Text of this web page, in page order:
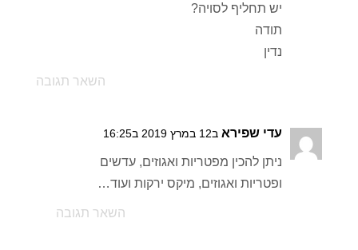
יש תחליף לסויה?
תודה
נדין
השאר תגובה
עדי שפירא ב12 במרץ 2019 ב16:25
ניתן להכין מפטריות ואגוזים, עדשים
ופטריות ואגוזים, מיקס ירקות ועוד…
השאר תגובה